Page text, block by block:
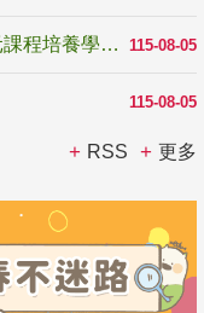
115-08-05
國教署「全國高中暑期研習營」 以多元課程培養學生瞭解誠信專業與倫理價值
115-08-05
RSS 更多